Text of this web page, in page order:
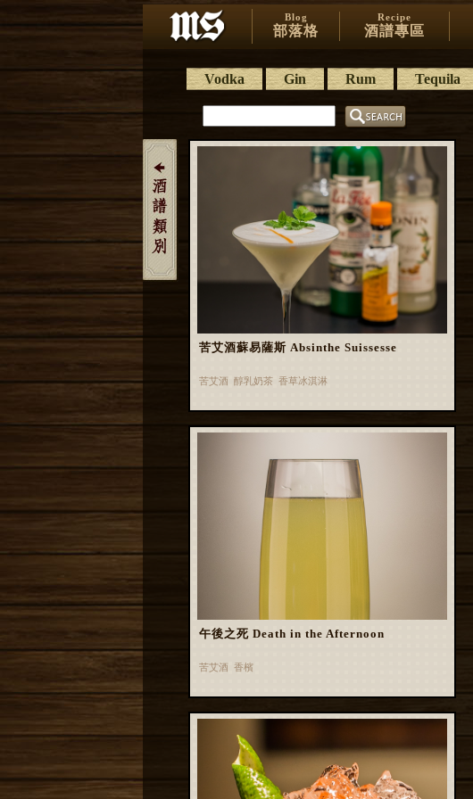
Blog
部落格
Recipe
酒譜專區
Vodka Gin Rum Tequila
苦艾酒蘇易薩斯 Absinthe Suissesse
苦艾酒 醇乳奶茶 香草冰淇淋
午後之死 Death in the Afternoon
苦艾酒 香檳